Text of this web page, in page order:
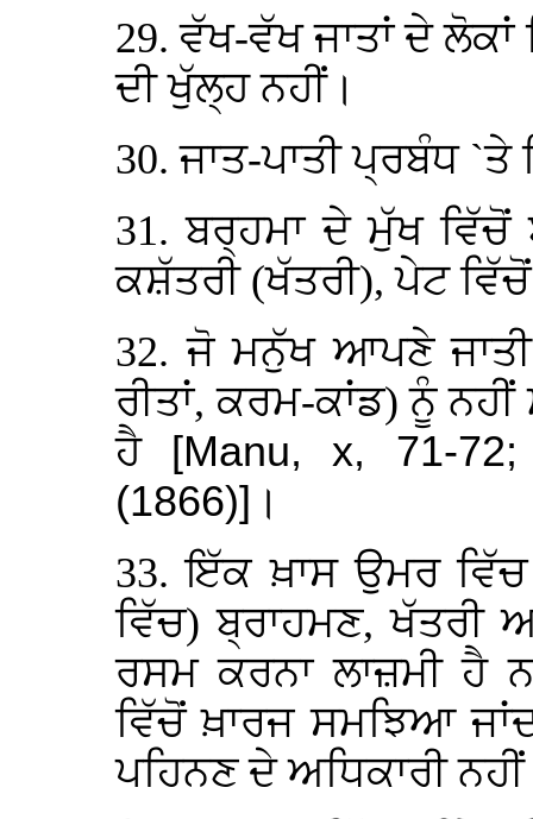
29. ਵੱਖ-ਵੱਖ ਜਾਤਾਂ ਦੇ
ਦੀ ਖੁੱਲ੍ਹ ਨਹੀਂ।
30. ਜਾਤ-ਪਾਤੀ ਪ੍ਰਬੰਧ
31. ਬਰ੍ਹਮਾ ਦੇ ਮੁੱਖ ਵਿੱਚੋਂ
ਕਸ਼ੱਤਰੀ (ਖੱਤਰੀ), ਪੇਟ
32. ਜੋ ਮਨੁੱਖ ਆਪਣੇ
ਰੀਤਾਂ, ਕਰਮ-ਕਾਂਡ) ਨੂੰ
ਹੈ
[Manu, x, 71-
(1866)] ।
33. ਇੱਕ ਖ਼ਾਸ ਉਮਰ
ਵਿੱਚ) ਬ੍ਰਾਹਮਣ, ਖੱਤਰੀ
ਰਸਮ ਕਰਨਾ ਲਾਜ਼ਮੀ ਹੈ
ਵਿੱਚੋਂ ਖ਼ਾਰਜ ਸਮਝਿਆ
ਪਹਿਨਣ ਦੇ ਅਧਿਕਾਰੀ